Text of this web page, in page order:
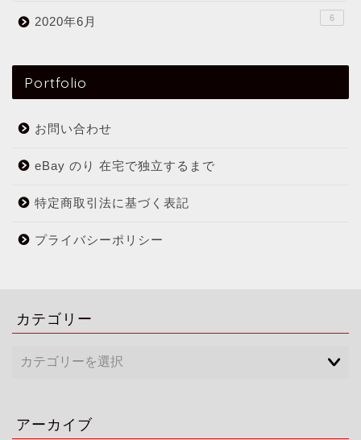
2020年6月 6
Portfolio
お問い合わせ
eBay のり 在宅で独立するまで
特定商取引法に基づく表記
プライバシーポリシー
カテゴリー
アーカイブ